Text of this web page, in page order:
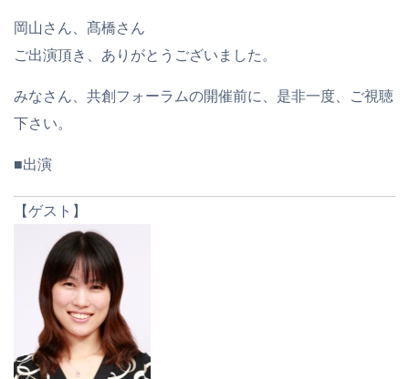
岡山さん、髙橋さん
ご出演頂き、ありがとうございました。
みなさん、共創フォーラムの開催前に、是非一度、ご視聴
下さい。
■出演
【ゲスト】